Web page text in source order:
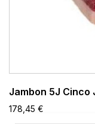
Jambon 5J Cinco
178,45 €